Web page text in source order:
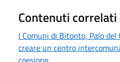
Contenuti correlati
I Comuni di Bitonto, Palo
creare un centro